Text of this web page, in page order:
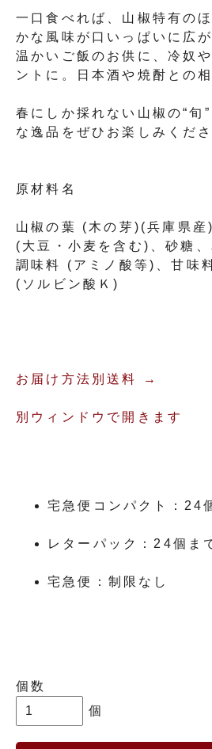
一口食べれば、山椒特有の
かな風味が口いっぱいに広が
温かいご飯のお供に、冷奴
ントに。日本酒や焼酎との
春にしか採れない山椒の“旬
な逸品をぜひお楽しみくださ
原材料名
山椒の葉 (木の芽)(兵庫県産
(大豆・小麦を含む)、砂糖、
調味料 (アミノ酸等)、甘味
(ソルビン酸Ｋ)
お届け方法別送料 →
別ウィンドウで開きます
宅急便コンパクト：24
レターパック：24個ま
宅急便：制限なし
個数
個